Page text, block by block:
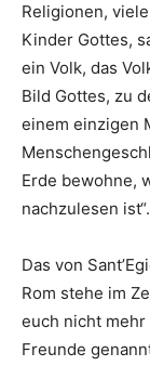
Religionen,
Kinder Gottes,
ein Volk, das
Bild Gottes, zu
einem einzigen
Erde bewohne,
nachzulesen ist“.
Das von
Rom stehe im
euch nicht
Freunde